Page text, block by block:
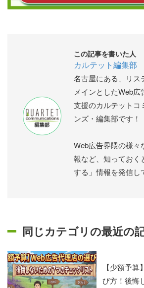
この記事を書いた人
カルテット編集部
名古屋にある、リス
メインとしたWeb
支援のカルテットコ
ンズ・編集部です！
Web広告界隈の様々
報など、知っておく
する」情報を発信し
同じカテゴリの最近の
【少額予
び方！後悔